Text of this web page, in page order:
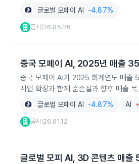
글로벌 모페이 AI -4.87%
공시 26.05.26
중국 모페이 AI, 2025년 매출
중국 모페이 AI가 2025 회계연도 매출
사업 확장과 함께 순손실과 향후 매출
글로벌 모페이 AI -4.87% AI
공시 26.01.12
글로벌 모피 AI, 3D 콘텐츠 매출